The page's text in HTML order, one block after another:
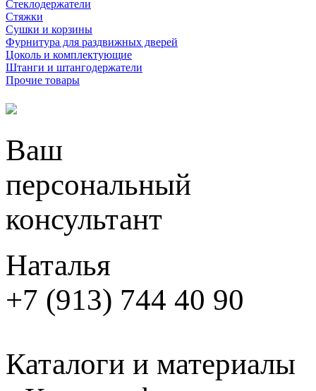
Стеклодержатели
Стяжки
Сушки и корзины
Фурнитура для раздвижных дверей
Цоколь и комплектующие
Штанги и штангодержатели
Прочие товары
Ваш
персональный
консультант
Наталья
+7 (913) 744 40 90
Каталоги и материалы